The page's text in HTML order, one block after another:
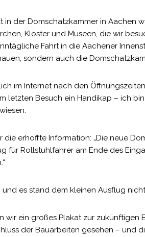
in der Domschatzkammer in Aachen
Klöster und Museen, die wir
Fahrt in die Aachener
sondern auch die
im Internet nach den
letzten Besuch ein Handikap – ich
erhoffte Information: „Die neue
für Rollstuhlfahrer am Ende des
es stand dem kleinen Ausflug
wir ein großes Plakat zur zukünftigen
der Bauarbeiten gesehen – und